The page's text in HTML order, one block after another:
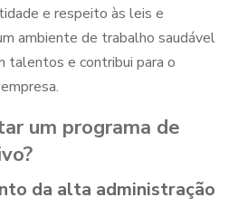
e respeito às leis e
ambiente de trabalho saudável
talentos e contribui para o
um programa de
da alta administração